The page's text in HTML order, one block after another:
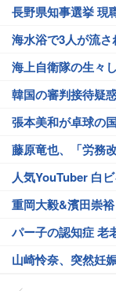
長野県知事選挙 現
海水浴で3人が流
海上自衛隊の生々
韓国の審判接待疑
張本美和が卓球の
藤原竜也、「労務
人気YouTuber 白
重岡大毅&濱田崇
パー子の認知症 老
山崎怜奈、突然妊